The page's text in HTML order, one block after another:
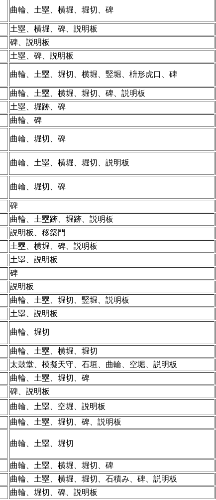
曲輪、土塁、横堀、堀切、碑
土塁、横堀、碑、説明板
碑、説明板
土塁、碑、説明板
曲輪、土塁、堀切、横堀、竪堀、枡形虎口、碑
曲輪、土塁、横堀、堀切、碑、説明板
土塁、堀跡、碑
曲輪、碑
曲輪、堀切、碑
曲輪、土塁、横堀、堀切、説明板
曲輪、堀切、碑
碑
曲輪、土塁跡、堀跡、説明板
説明板、移築門
土塁、横堀、碑、説明板
土塁、説明板
碑
説明板
曲輪、土塁、堀切、竪堀、説明板
土塁、説明板
曲輪、堀切
曲輪、土塁、横堀、堀切
太鼓堂、模擬天守、石垣、曲輪、空堀、説明板
曲輪、土塁、堀切、碑
碑、説明板
曲輪、土塁、空堀、説明板
曲輪、土塁、堀切、碑、説明板
曲輪、土塁、堀切
曲輪、土塁、横堀、堀切、碑
曲輪、土塁、横堀、堀切、石積み、碑、説明板
曲輪、堀切、碑、説明板